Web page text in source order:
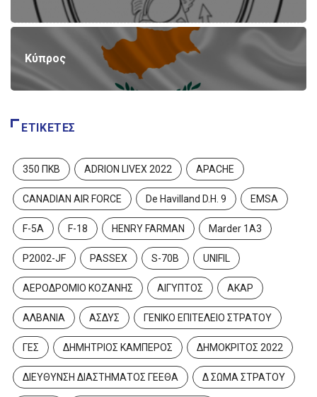
Κύπρος
ΕΤΙΚΈΤΕΣ
350 ΠΚΒ ADRION LIVEX 2022 APACHE
CANADIAN AIR FORCE De Havilland D.H. 9 EMSA
F-5A F-18 HENRY FARMAN Marder 1A3
P2002-JF PASSEX S-70B UNIFIL
ΑΕΡΟΔΡΟΜΙΟ ΚΟΖΑΝΗΣ ΑΙΓΥΠΤΟΣ ΑΚΑΡ
ΑΛΒΑΝΙΑ ΑΣΔΥΣ ΓΕΝΙΚΟ ΕΠΙΤΕΛΕΙΟ ΣΤΡΑΤΟΥ
ΓΕΣ ΔΗΜΗΤΡΙΟΣ ΚΑΜΠΕΡΟΣ ΔΗΜΟΚΡΙΤΟΣ 2022
ΔΙΕΥΘΥΝΣΗ ΔΙΑΣΤΗΜΑΤΟΣ ΓΕΕΘΑ Δ ΣΩΜΑ ΣΤΡΑΤΟΥ